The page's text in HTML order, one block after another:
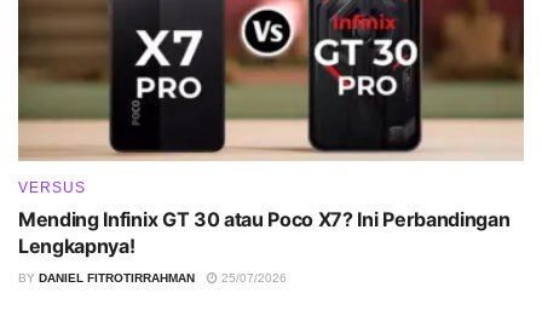
VERSUS
Mending Infinix GT 30 atau Poco X7? Ini Perbandingan
Lengkapnya!
BY DANIEL FITROTIRRAHMAN 25/07/2026